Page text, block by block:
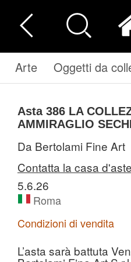
Arte Oggetti da
Asta 386 LA
AMMIRAGLIO
Da Bertolami Fine Art
Contatta la casa d'aste
5.6.26
Roma
Condizioni di vendita
L’asta sarà battuta